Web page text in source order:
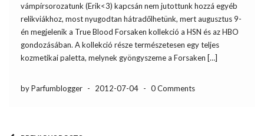
vámpírsorozatunk (Erik<3) kapcsán nem jutottunk hozzá egyéb
relikviákhoz, most nyugodtan hátradőlhetünk, mert augusztus 9-
én megjelenik a True Blood Forsaken kollekció a HSN és az HBO
gondozásában. A kollekció része természetesen egy teljes
kozmetikai paletta, melynek gyöngyszeme a Forsaken […]
by Parfumblogger - 2012-07-04 - 0 Comments